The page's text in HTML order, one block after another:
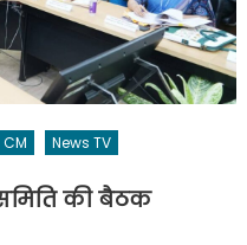
CM
News TV
की बैठक